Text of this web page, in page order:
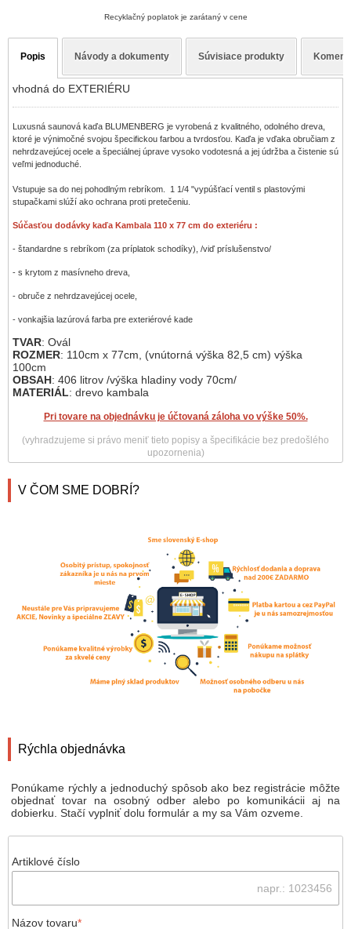
Rýchla objednávka
Ponúkame rýchly a jednoduchý spôsob ako bez registrácie môžte
objednať tovar na osobný odber alebo po komunikácii aj na
dobierku. Stačí vyplniť dolu formulár a my sa Vám ozveme.
Artiklové číslo
Názov tovaru*
Recyklačný poplatok je zarátaný v cene
Popis Návody a dokumenty Súvisiace produkty
vhodná do EXTERIÉRU
Luxusná saunová kaďa BLUMENBERG je vyrobená z kvalitného, odolného dreva,
ktoré je výnimočné svojou špecifickou farbou a tvrdosťou. Kaďa je vďaka obručiam z
nehrdzavejúcej ocele a špeciálnej úprave vysoko vodotesná a jej údržba a čistenie sú
veľmi jednoduché.
Vstupuje sa do nej pohodlným rebríkom. 1 1/4 "vypúšťací ventil s plastovými
stupačkami slúží ako ochrana proti pretečeniu.
Súčasťou dodávky kaďa Kambala 110 x 77 cm do exteriéru :
- štandardne s rebríkom (za príplatok schodíky), /viď príslušenstvo/
- s krytom z masívneho dreva,
- obruče z nehrdzavejúcej ocele,
- vonkajšia lazúrová farba pre exteriérové kade
TVAR: Ovál
ROZMER: 110cm x 77cm, (vnútorná výška 82,5 cm) výška
100cm
OBSAH: 406 litrov /výška hladiny vody 70cm/
MATERIÁL: drevo kambala
Pri tovare na objednávku je účtovaná záloha vo výške 50%.
(vyhradzujeme si právo meniť tieto popisy a špecifikácie bez predošlého
upozornenia)
V ČOM SME DOBRÍ?